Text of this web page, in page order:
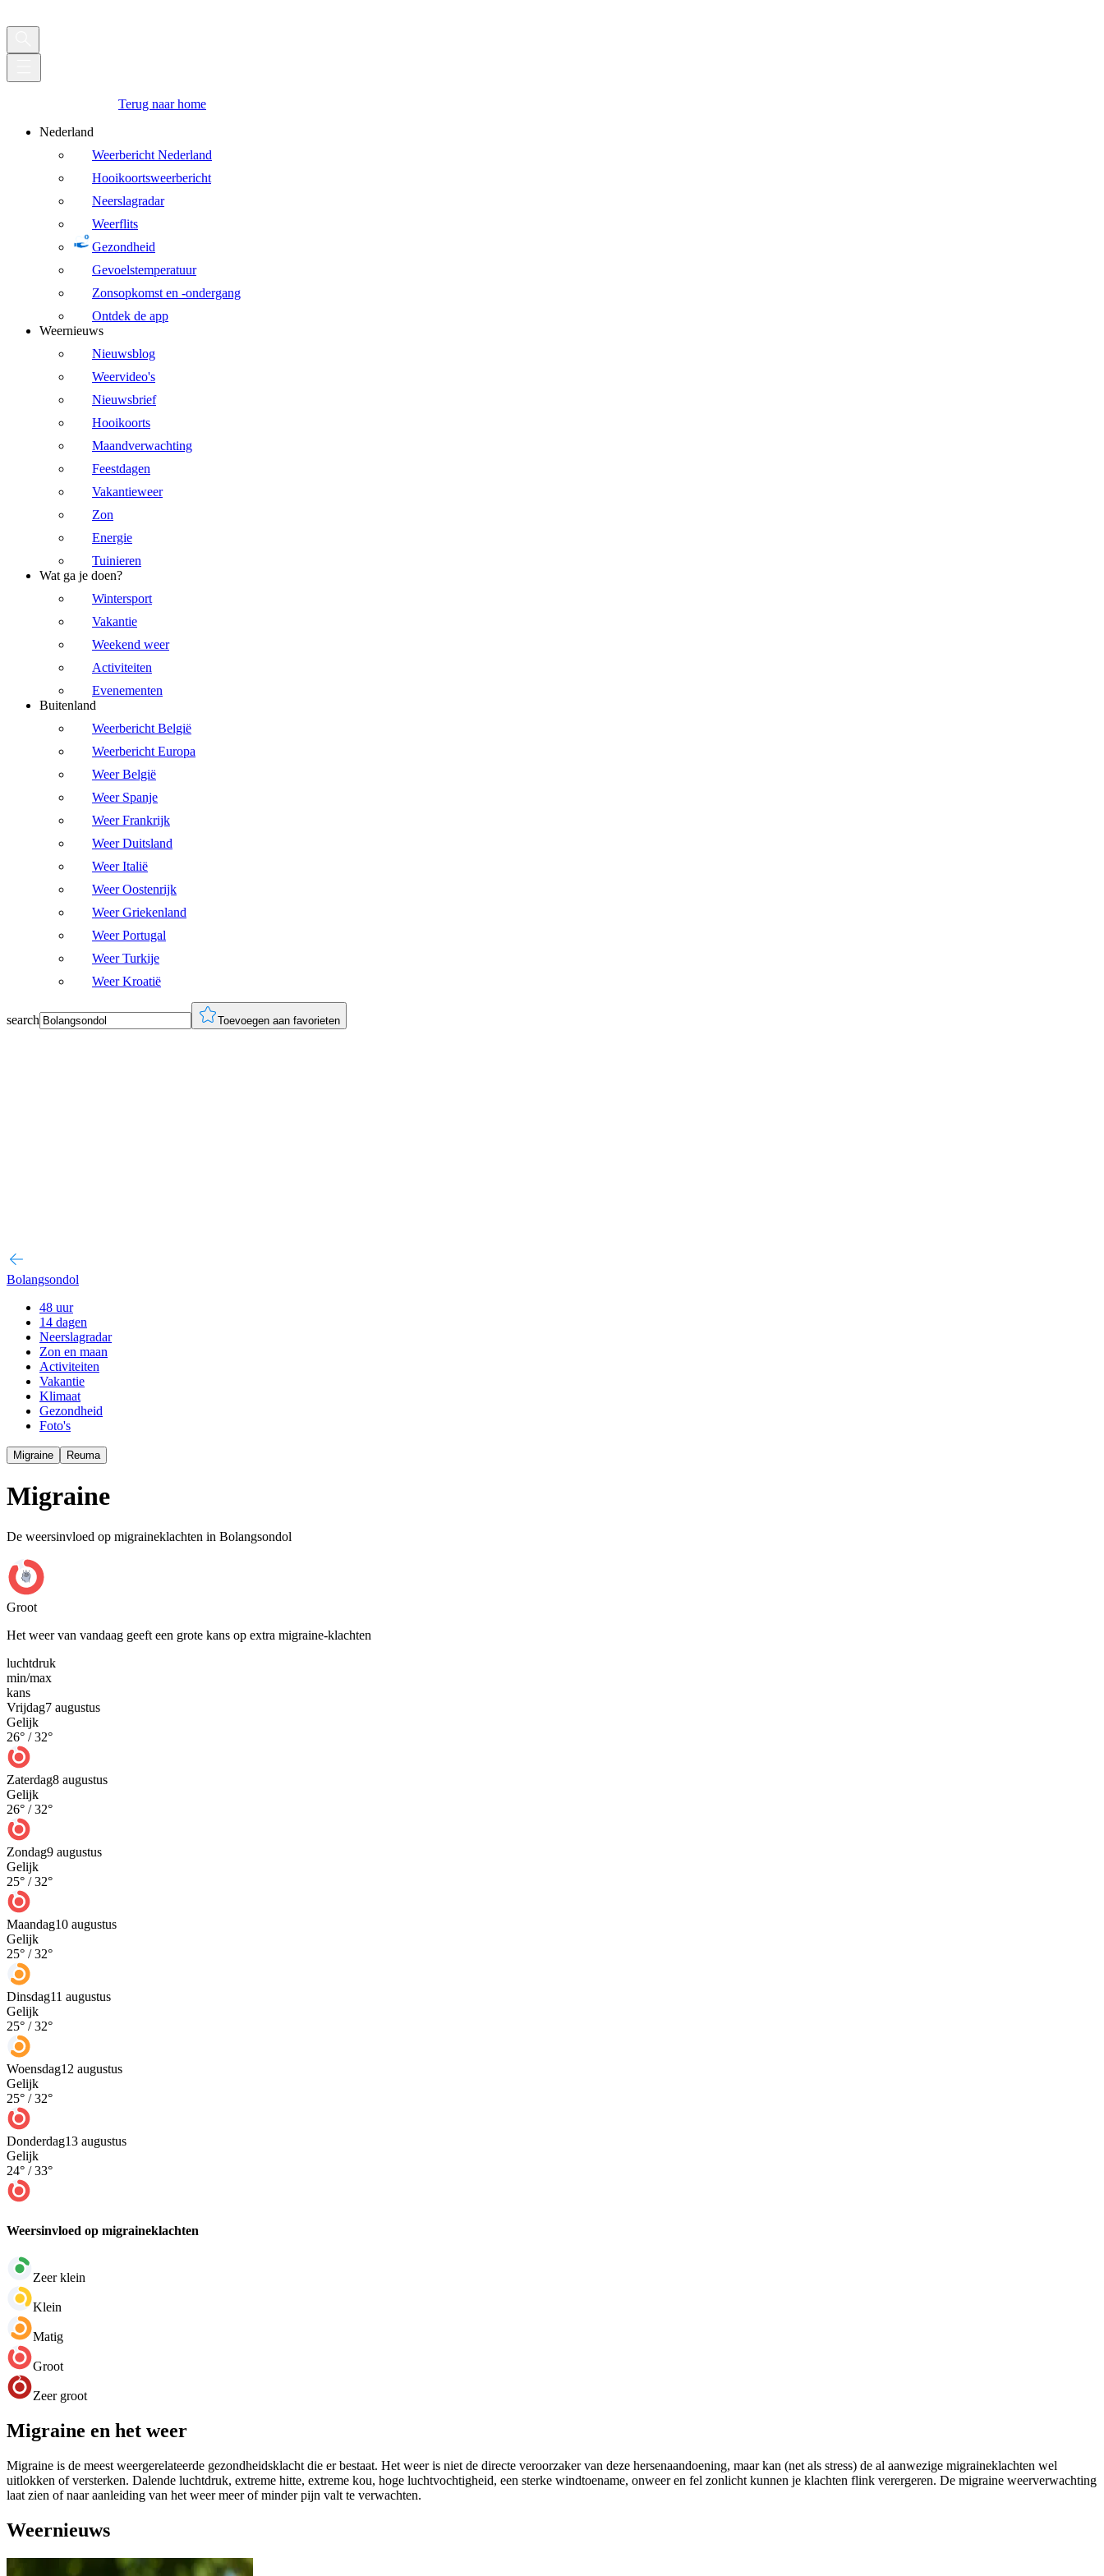
Terug naar home
Nederland
Weerbericht Nederland
Hooikoortsweerbericht
Neerslagradar
Weerflits
Gezondheid
Gevoelstemperatuur
Zonsopkomst en -ondergang
Ontdek de app
Weernieuws
Nieuwsblog
Weervideo's
Nieuwsbrief
Hooikoorts
Maandverwachting
Feestdagen
Vakantieweer
Zon
Energie
Tuinieren
Wat ga je doen?
Wintersport
Vakantie
Weekend weer
Activiteiten
Evenementen
Buitenland
Weerbericht België
Weerbericht Europa
Weer België
Weer Spanje
Weer Frankrijk
Weer Duitsland
Weer Italië
Weer Oostenrijk
Weer Griekenland
Weer Portugal
Weer Turkije
Weer Kroatië
search Toevoegen aan favorieten
Bolangsondol
48 uur
14 dagen
Neerslagradar
Zon en maan
Activiteiten
Vakantie
Klimaat
Gezondheid
Foto's
Migraine Reuma
Migraine
De weersinvloed op migraineklachten in Bolangsondol
Groot
Het weer van vandaag geeft een grote kans op extra migraine-klachten
luchtdruk
min/max
kans
Vrijdag7 augustus
Gelijk
26° /32°
Zaterdag8 augustus
Gelijk
26° /32°
Zondag9 augustus
Gelijk
25° /32°
Maandag10 augustus
Gelijk
25° /32°
Dinsdag11 augustus
Gelijk
25° /32°
Woensdag12 augustus
Gelijk
25° /32°
Donderdag13 augustus
Gelijk
24° /33°
Weersinvloed op migraineklachten
Zeer klein
Klein
Matig
Groot
Zeer groot
Migraine en het weer
Migraine is de meest weergerelateerde gezondheidsklacht die er bestaat. Het weer is niet de directe veroorzaker van deze hersenaandoening, maar kan (net als stress) de al aanwezige migraineklachten wel
uitlokken of versterken. Dalende luchtdruk, extreme hitte, extreme kou, hoge luchtvochtigheid, een sterke windtoename, onweer en fel zonlicht kunnen je klachten flink verergeren. De migraine weerverwachting
laat zien of naar aanleiding van het weer meer of minder pijn valt te verwachten.
Weernieuws